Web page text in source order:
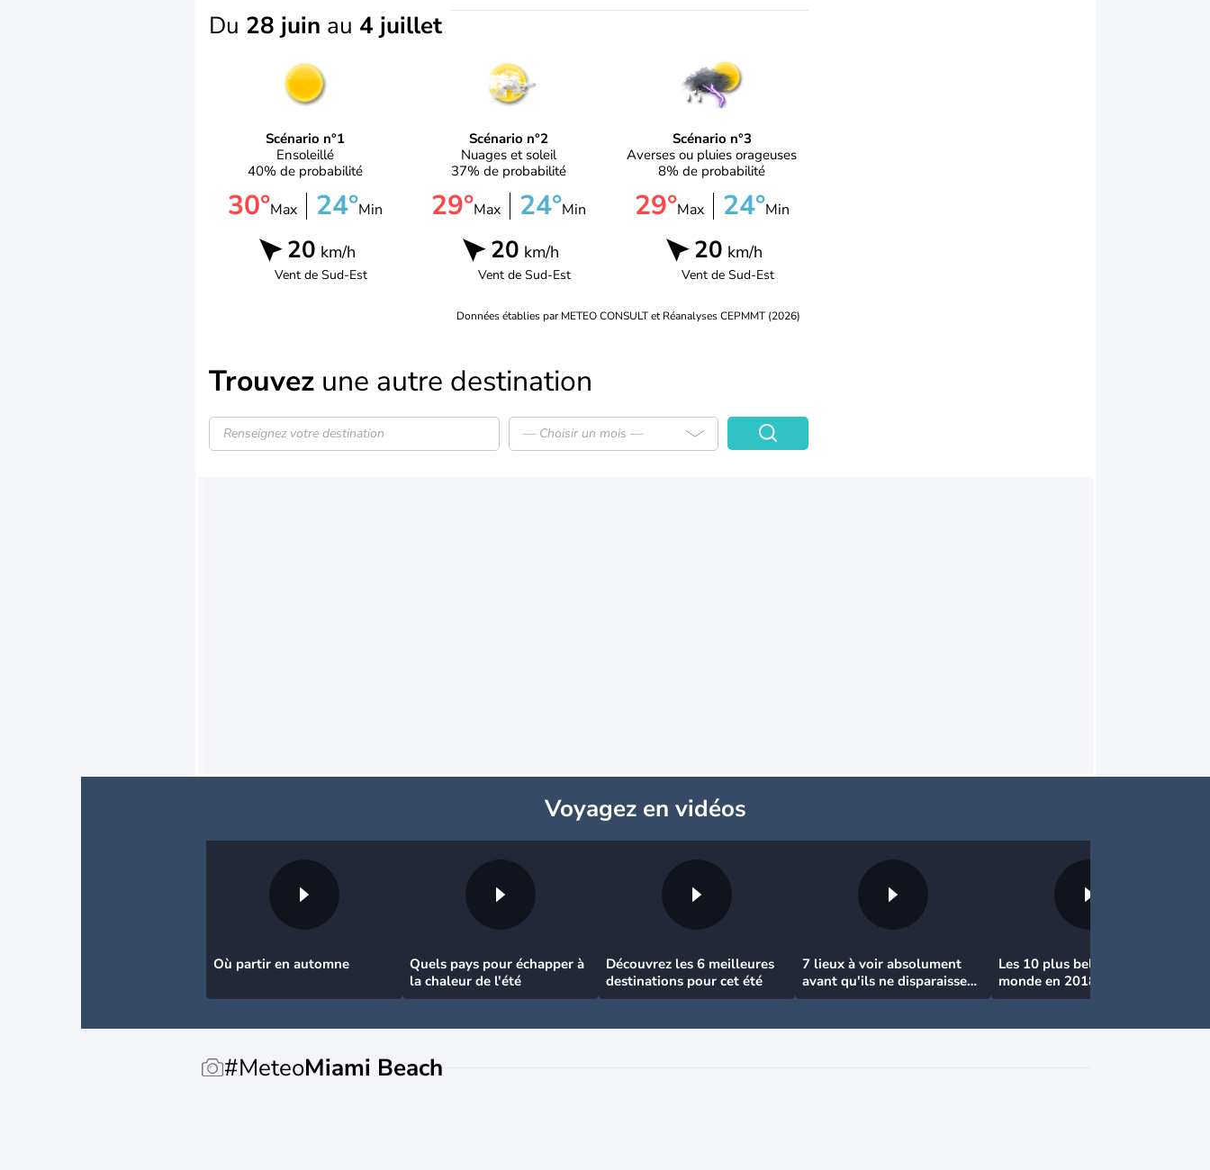
Du 28 juin au 4 juillet
Scénario n°1
Ensoleillé
40% de probabilité
30°Max 24°Min
20 km/h
Vent deSud-Est
Scénario n°2
Nuages et soleil
37% de probabilité
29°Max 24°Min
20 km/h
Vent deSud-Est
Scénario n°3
Averses ou pluies orageuses
8% de probabilité
29°Max 24°Min
20 km/h
Vent deSud-Est
Données établies par METEO CONSULT et Réanalyses CEPMMT (2026)
Trouvez une autre destination
— Choisir un mois —
Voyagez en vidéos
Où partir en automne
Quels pays pour échapper à
la chaleur de l'été
Découvrez les 6 meilleures
destinations pour cet été
7 lieux à voir absolument
avant qu'ils ne disparaissent
!
Les 10 plus belles plages au
monde en 2018
#MeteoMiami Beach